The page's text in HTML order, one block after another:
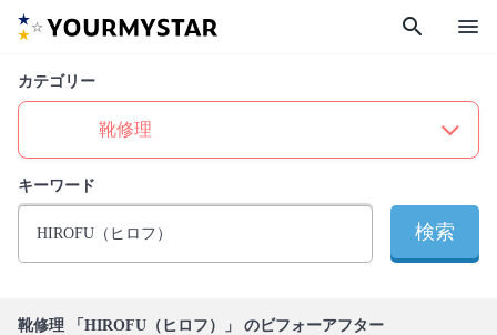
search menu
カテゴリー
キーワード
検索
靴修理 「HIROFU（ヒロフ）」 のビフォーアフター